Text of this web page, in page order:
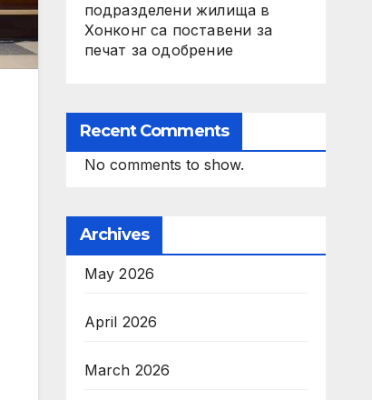
подразделени жилища в
Хонконг са поставени за
печат за одобрение
Recent Comments
No comments to show.
Archives
May 2026
April 2026
March 2026